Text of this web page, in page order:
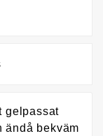
gelpassat
ändå bekväm